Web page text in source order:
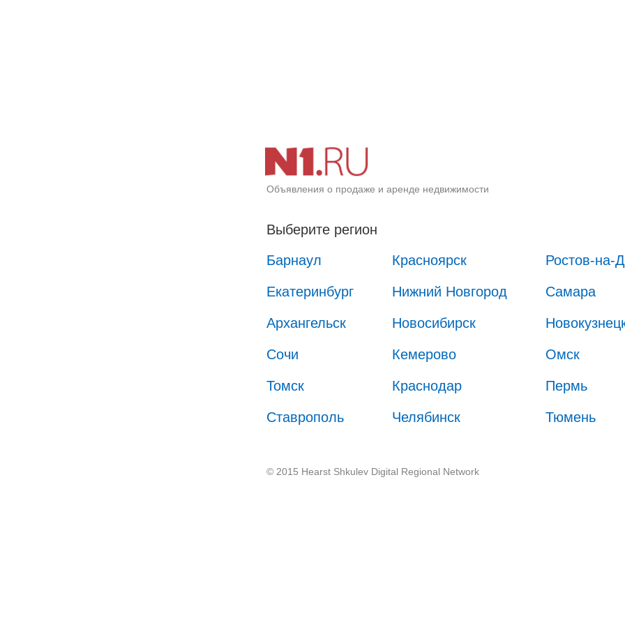
Объявления о продаже и аренде недвижимости
Выберите регион
Барнаул
Красноярск Ростов-на-
Екатеринбург Нижний Новгород Самара
Архангельск Новосибирск
Сочи Кемерово Омск
Томск Краснодар Пермь
Ставрополь Челябинск Тюмень
© 2015 Hearst Shkulev Digital Regional Network